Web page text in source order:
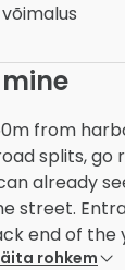
from
splits, go
already
street.
end of the
rohkem